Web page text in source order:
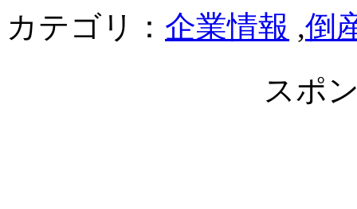
カテゴリ： 企業情報 ,倒
スポ